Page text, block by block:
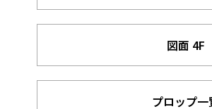
図面 4F
プロップ一